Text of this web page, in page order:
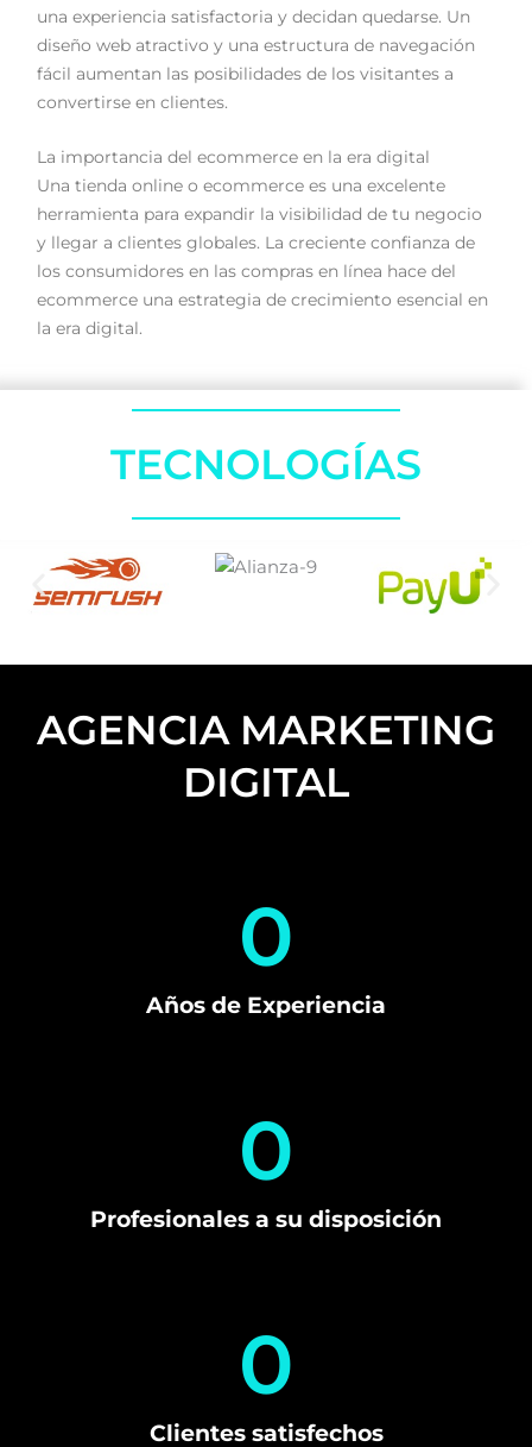
una experiencia satisfactoria y decidan quedarse. Un
diseño web atractivo y una estructura de navegación
fácil aumentan las posibilidades de los visitantes a
convertirse en clientes.
La importancia del ecommerce en la era digital
Una tienda online o ecommerce es una excelente
herramienta para expandir la visibilidad de tu negocio
y llegar a clientes globales. La creciente confianza de
los consumidores en las compras en línea hace del
ecommerce una estrategia de crecimiento esencial en
la era digital.
TECNOLOGÍAS
AGENCIA MARKETING
DIGITAL
Años de Experiencia
0
Profesionales a su disposición
0
Clientes satisfechos
0